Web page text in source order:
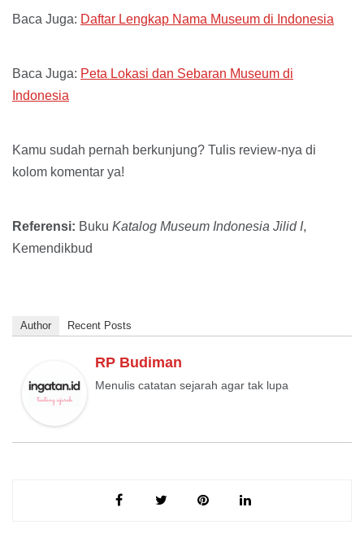
Baca Juga: Daftar Lengkap Nama Museum di Indonesia
Baca Juga: Peta Lokasi dan Sebaran Museum di
Indonesia
Kamu sudah pernah berkunjung? Tulis review-nya di
kolom komentar ya!
Referensi: Buku Katalog Museum Indonesia Jilid I,
Kemendikbud
Author Recent Posts
RP Budiman
Menulis catatan sejarah agar tak lupa